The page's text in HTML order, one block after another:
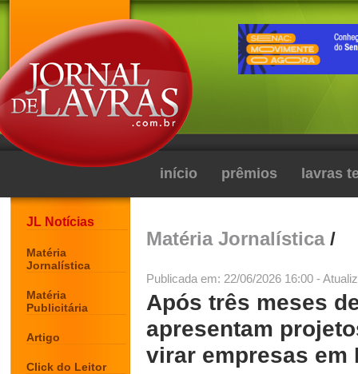
início prêmios lavras
JL Notícias
Matéria
Jornalística
Matéria
Publicitária
Artigo
Click do Leitor
Matéria Jornalística/
Publicada em: 22/06/2026 16:00 -
Após três meses
apresentam
virar empresas em